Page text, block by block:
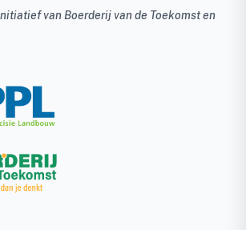
van Boerderij van de Toekomst en